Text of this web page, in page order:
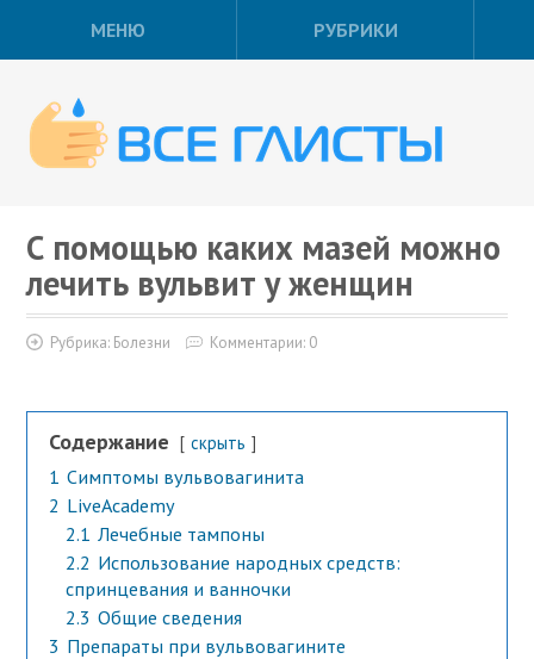
МЕНЮ РУБРИКИ
С помощью каких мазей можно
лечить вульвит у женщин
Рубрика: Болезни Комментарии: 0
Содержание скрыть
1 Симптомы вульвовагинита
2 LiveAcademy
2.1 Лечебные тампоны
2.2 Использование народных средств:
спринцевания и ванночки
2.3 Общие сведения
3 Препараты при вульвовагините